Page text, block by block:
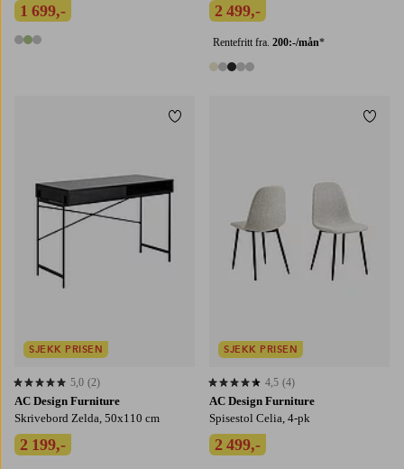
1 699,-
3 farger
2 499,-
Rentefritt fra. 200:-/mån*
5 farger
AC Design Furniture
Skrivebord Zelda, 50x110 cm
2 199,-
5,0 basert på 2 karaktergivninger
5,0 (2)
SJEKK PRISEN
Legg til favoritter
AC Design Furniture
Spisestol Celia, 4-pk
2 499,-
4,5 basert på 4 karaktergivninger
4,5 (4)
SJEKK PRISEN